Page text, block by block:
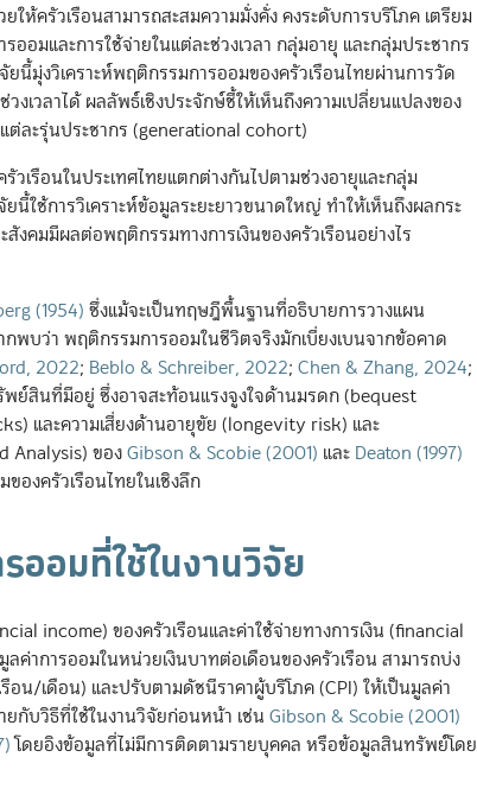
ห้ครัวเรือนสามารถสะสมความมั่งคั่ง คงระดับการบริโภค เตรียม
มและการใช้จ่ายในแต่ละช่วงเวลา กลุ่มอายุ และกลุ่มประชากร
นี้มุ่งวิเคราะห์พฤติกรรมการออมของครัวเรือนไทยผ่านการวัด
งเวลาได้ ผลลัพธ์เชิงประจักษ์ชี้ให้เห็นถึงความเปลี่ยนแปลงของ
ละรุ่นประชากร (generational cohort)
เรือนในประเทศไทยแตกต่างกันไปตามช่วงอายุและกลุ่ม
ใช้การวิเคราะห์ข้อมูลระยะยาวขนาดใหญ่ ทำให้เห็นถึงผลกระ
งคมมีผลต่อพฤติกรรมทางการเงินของครัวเรือนอย่างไร
(1954) ซึ่งแม้จะเป็นทฤษฎีพื้นฐานที่อธิบายการวางแผน
พบว่า พฤติกรรมการออมในชีวิตจริงมักเบี่ยงเบนจากข้อคาด
2022; Beblo & Schreiber, 2022; Chen & Zhang, 2024;
ย์สินที่มีอยู่ ซึ่งอาจสะท้อนแรงจูงใจด้านมรดก (bequest
และความเสี่ยงด้านอายุขัย (longevity risk) และ
Analysis) ของGibson & Scobie (2001) และ Deaton (1997)
องครัวเรือนไทยในเชิงลึก
อมที่ใช้ในงานวิจัย
income) ของครัวเรือนและค่าใช้จ่ายทางการเงิน (financial
ค่าการออมในหน่วยเงินบาทต่อเดือนของครัวเรือน สามารถบ่ง
อน/เดือน) และปรับตามดัชนีราคาผู้บริโภค (CPI) ให้เป็นมูลค่า
ยกับวิธีที่ใช้ในงานวิจัยก่อนหน้า เช่น Gibson & Scobie (2001)
โดยอิงข้อมูลที่ไม่มีการติดตามรายบุคคล หรือข้อมูลสินทรัพย์โดย